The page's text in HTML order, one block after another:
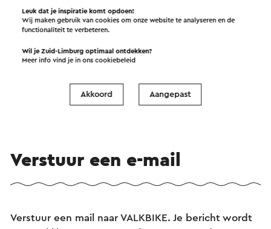
VALKBIKE - E-Bike Tours in Valkenburg
Verstuur een e-mail
Verstuur een mail naar VALKBIKE. Je bericht wordt
Leuk dat je inspiratie komt opdoen!
Wij maken gebruik van cookies om onze website te analyseren en de
functionaliteit te verbeteren.
Wil je Zuid-Limburg optimaal ontdekken?
Meer info vind je in onscookiebeleid
Akkoord Aangepast